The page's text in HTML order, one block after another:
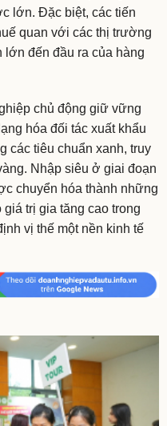
lớn. Đặc biệt, các tiến
quan với các thị trường
lớn đến đầu ra của hàng
chủ động giữ vững
hóa đối tác xuất khẩu
các tiêu chuẩn xanh, truy
Nhập siêu ở giai đoạn
chuyển hóa thành những
trị gia tăng cao trong
vị thế một nền kinh tế